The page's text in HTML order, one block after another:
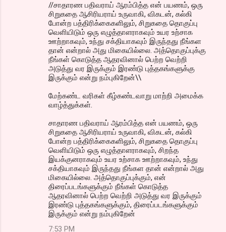
//சாதாரண பதிவராய் ஆரம்பித்த என் பயணம், ஒரு
சிறுகதை ஆசிரியராய் உருவாகி, விகடன், கல்கி
போன்ற பத்திரிக்கைகளிலும், சிறுகதை தொகுப்பு
வெளியிடும் ஒரு எழுத்தாளராகவும் உயர உற்சாக
ஊற்றாகவும், உந்து சக்தியாகவும் இருந்தது நீங்கள
தான் என்றால் அது மிகையில்லை. அத்தொகுப்புக்கு
நீங்கள் கொடுத்த ஆதரவினால் பெற்ற வெற்றி
அடுத்து வர இருக்கும் இரண்டு புத்தகங்களுக்கு
இருக்கும் என்று நம்புகிறேன்\\
மேற்கண்ட வரிகள் கீழ்கண்டவாறு மாற்றி அமைக்க
வாழ்த்துக்கள்.
சாதாரண பதிவராய் ஆரம்பித்த என் பயணம், ஒரு
சிறுகதை ஆசிரியராய் உருவாகி, விகடன், கல்கி
போன்ற பத்திரிக்கைகளிலும், சிறுகதை தொகுப்பு
வெளியிடும் ஒரு எழுத்தாளராகவும், சிறந்த
இயக்குனராகவும் உயர உற்சாக ஊற்றாகவும், உந்து
சக்தியாகவும் இருந்தது நீங்கள தான் என்றால் அது
மிகையில்லை. அத்தொகுப்புக்கும், என்
திரைப்படங்களுக்கும் நீங்கள் கொடுத்த
ஆதரவினால் பெற்ற வெற்றி அடுத்து வர இருக்கும்
இரண்டு புத்தகங்களுக்கும், திரைப்படங்களுக்கும்
இருக்கும் என்று நம்புகிறேன்
7:53 PM